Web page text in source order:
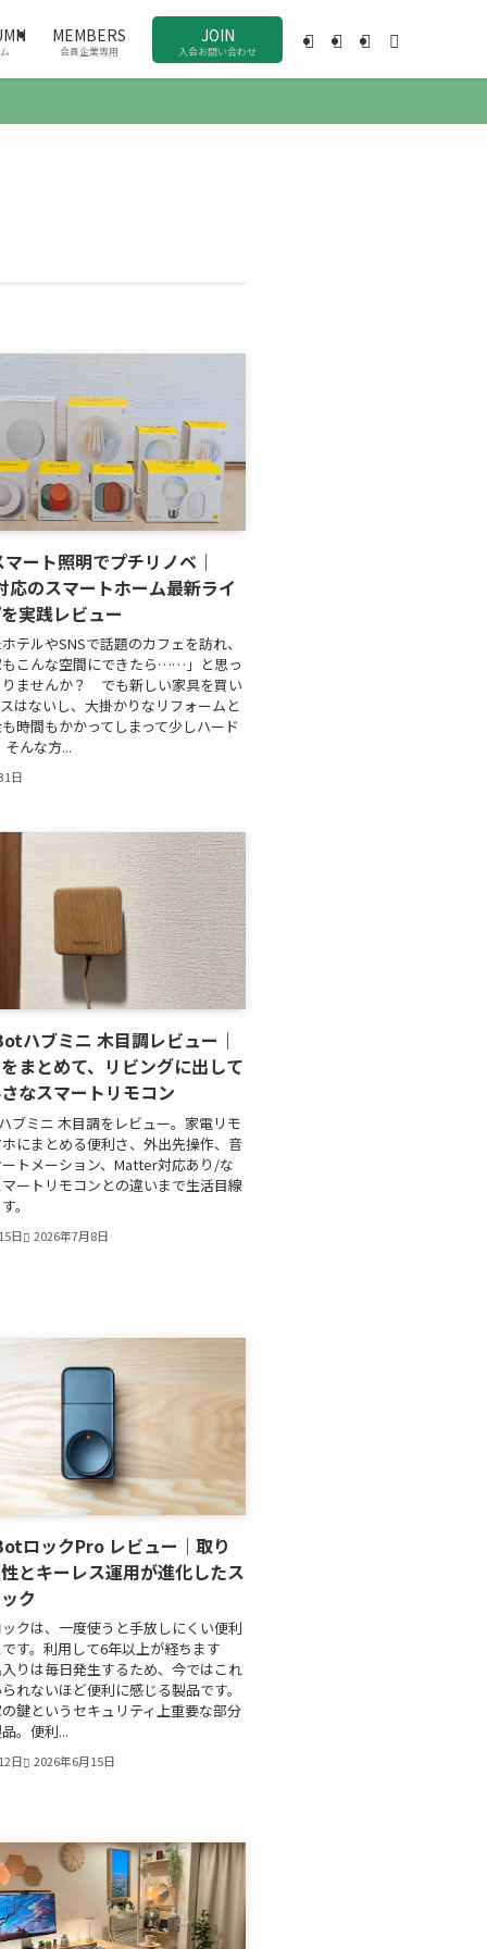
MEMBERS
会員企業専用
JOIN
入会お問い合わせ
ート照明でプチリノベ｜
のスマートホーム最新ライ
実践レビュー
テルやSNSで話題のカフェを訪れ、
こんな空間にできたら……」と思っ
ませんか？ でも新しい家具を買い
はないし、大掛かりなリフォームと
時間もかかってしまって少しハード
んな方...
日
ハブミニ 木目調レビュー｜
まとめて、リビングに出して
なスマートリモコン
ブミニ 木目調をレビュー。家電リモ
にまとめる便利さ、外出先操作、音
トメーション、Matter対応あり/な
ートリモコンとの違いまで生活目線
。
日 2026年7月8日
ロックPro レビュー｜取り
とキーレス運用が進化したス
ク
クは、一度使うと手放しにくい便利
す。利用して6年以上が経ちます
りは毎日発生するため、今ではこれ
れないほど便利に感じる製品です。
鍵というセキュリティ上重要な部分
。便利...
日 2026年6月15日